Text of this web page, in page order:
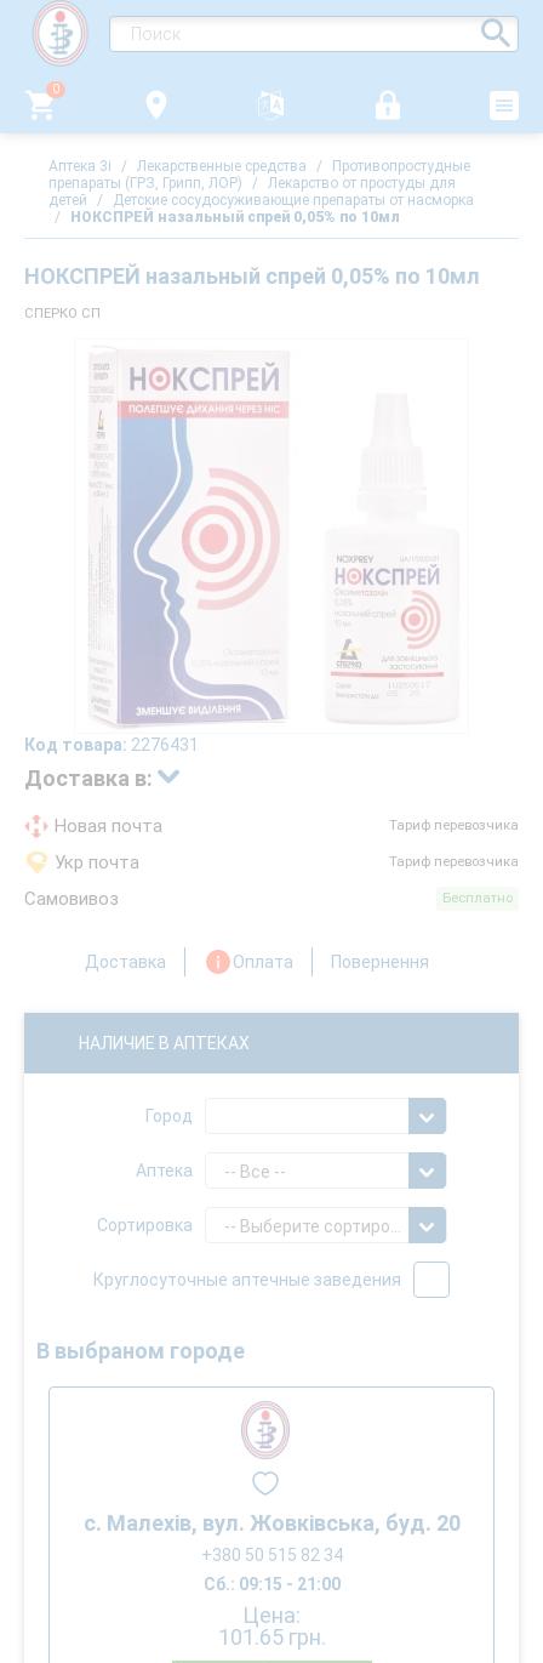
0
Аптека 3i / Лекарственные средства /
Противопростудные
препараты (ГРЗ, Грипп, ЛОР)
/ Лекарство от простуды для
детей
/
Детские сосудосуживающие препараты от насморка
/
НОКСПРЕЙ назальный спрей 0,05% по 10мл
НОКСПРЕЙ назальный спрей 0,05% по 10мл
СПЕРКО СП
Код товара: 2276431
Доставка в:
Новая почта Тариф перевозчика
Укр почта Тариф перевозчика
Самовивоз Бесплатно
Доставка Оплата Повернення
НАЛИЧИЕ В АПТЕКАХ
Город
Аптека -- Все --
Сортировка
Круглосуточные аптечные заведения
В выбраном городе
с. Малехів, вул. Жовківська, буд. 20
+380 50 515 82 34
Сб.: 09:15 - 21:00
Цена:
101.65 грн.